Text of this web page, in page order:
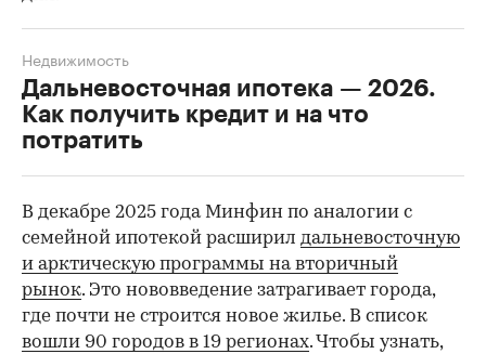
Дальневосточная ипотека — 2026.
Как получить кредит и на что
потратить
Недвижимость
В декабре 2025 года Минфин по аналогии с
семейной ипотекой расширил дальневосточную
и арктическую программы на вторичный
рынок. Это нововведение затрагивает города,
где почти не строится новое жилье. В список
вошли 90 городов в 19 регионах. Чтобы узнать,